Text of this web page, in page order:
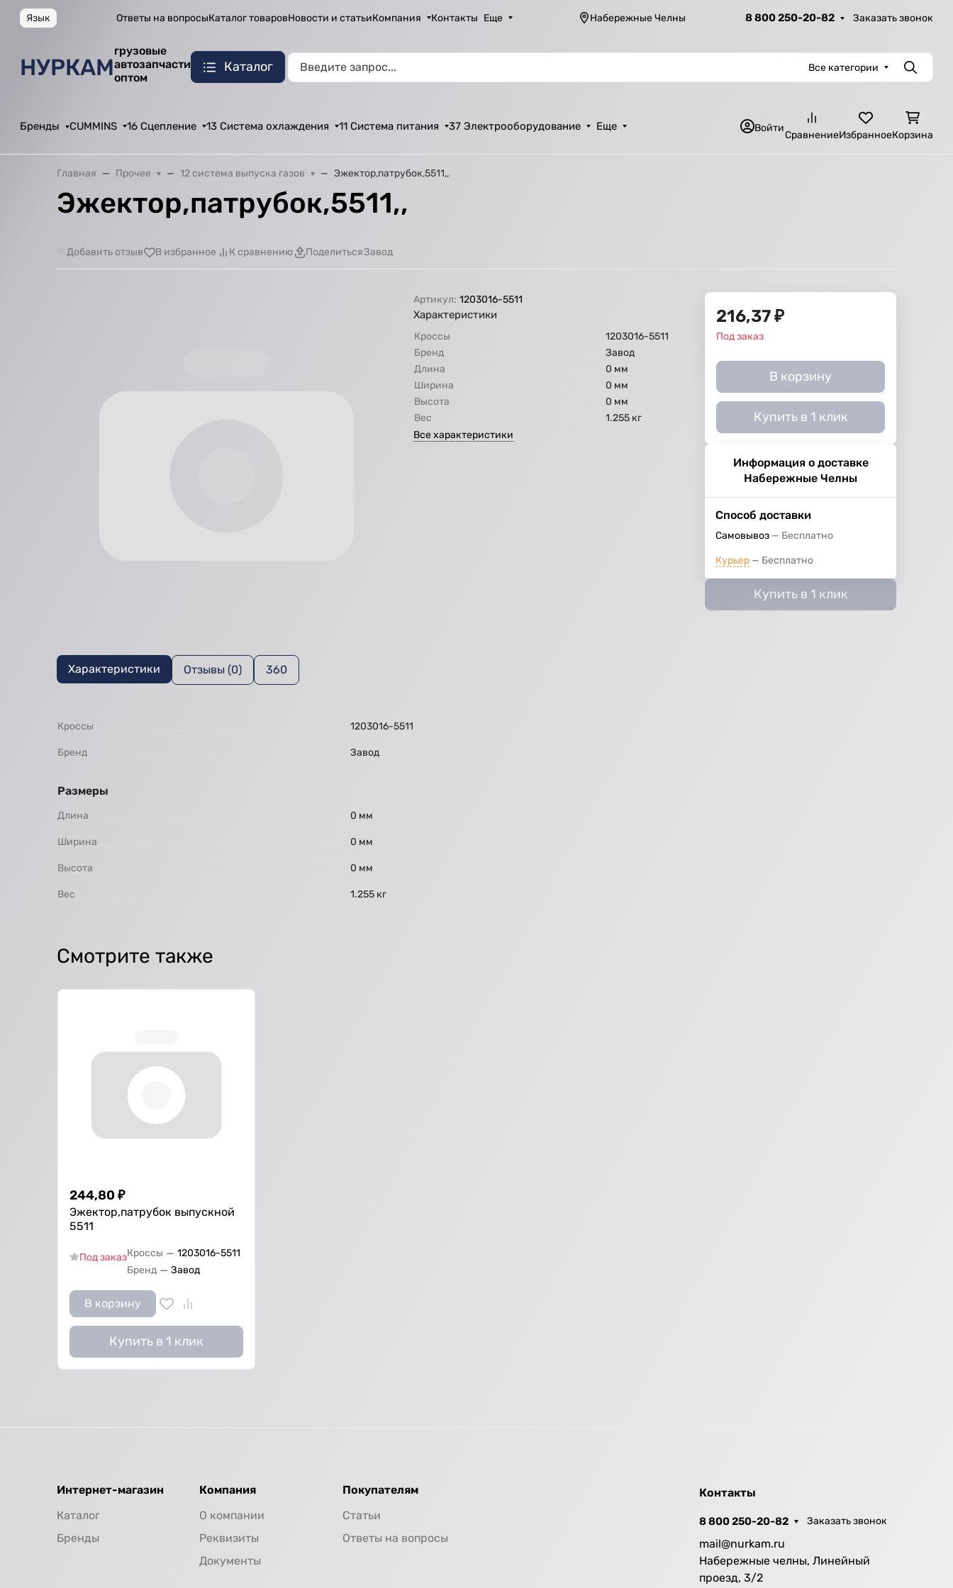
Язык Ответы на вопросыКаталог товаровНовости и статьиКомпания Контакты Еще Набережные Челны 8 800 250-20-82 Заказать звонок
НУРКАМ
грузовые
автозапчасти
оптом
Каталог Все категории Поиск
Бренды CUMMINS 16 Сцепление 13 Система охлаждения 11 Система питания 37 Электрооборудование Еще Войти
СравнениеИзбранноеКорзина
Главная Прочее 12 система выпуска газов Эжектор,патрубок,5511,,
Эжектор,патрубок,5511,,
Добавить отзыв В избранное К сравнению ПоделитьсяЗавод
Артикул: 1203016-5511
Характеристики
Кроссы
1203016-5511
Бренд
Завод
Длина
0 мм
Ширина
0 мм
Высота
0 мм
Вес
1.255 кг
Все характеристики
216,37₽
Под заказ
В корзину
Купить в 1 клик
Информация о доставке
Набережные Челны
Способ доставки
Самовывоз Бесплатно
Курьер Бесплатно
Купить в 1 клик
Характеристики Отзывы (0) 360
Кроссы 1203016-5511
Бренд Завод
Размеры
Длина 0 мм
Ширина 0 мм
Высота 0 мм
Вес 1.255 кг
Смотрите также
244,80 ₽
Эжектор,патрубок выпускной
5511
Под заказКроссы — 1203016-5511
Бренд — Завод
В корзину
Купить в 1 клик
Интернет-магазин
Каталог
Бренды
Компания
О компании
Реквизиты
Документы
Покупателям
Статьи
Ответы на вопросы
Контакты
8 800 250-20-82 Заказать звонок
mail@nurkam.ru
Набережные челны, Линейный
проезд, 3/2